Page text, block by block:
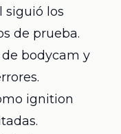
siguió los
de prueba.
bodycam y
ignition